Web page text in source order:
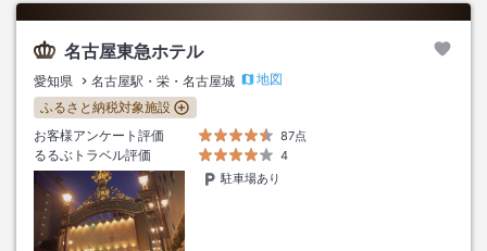
名古屋東急ホテル
愛知県 名古屋駅・栄・名古屋城
地図
ふるさと納税対象施設
お客様アンケート評価
87点
るるぶトラベル評価
4
駐車場あり